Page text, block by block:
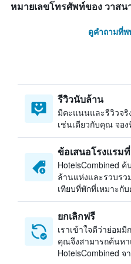
หมายเลขโทรศัพท์ของ วาสน
ดูคำถามที่
รีวิวนับล้าน
มีคะแนนและรีวิวจริ
เช่นเดียวกับคุณ จอ
ข้อเสนอโรงแรม
HotelsCombined
ล้านแห่งและรวบรว
เทียบที่พักที่เหมาะกั
ยกเลิกฟรี
เราเข้าใจดีว่าย่อม
คุณจึงสามารถค้นห
HotelsCombined